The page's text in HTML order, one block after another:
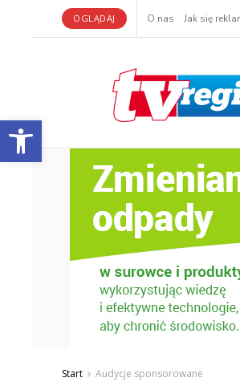
Otwórz pasek narzędzi
OGLĄDAJ O nas Jak się
Start Audycje sponsorowane